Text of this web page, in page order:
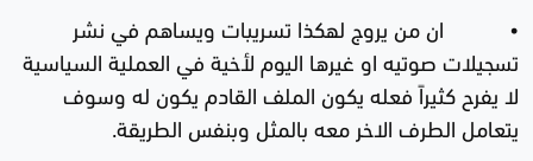
• ان من يروج لهكذا تسريبات ويساهم في نشر
تسجيلات صوتيه او غيرها اليوم لأخية في العملية السياسية
لا يفرح كثيراً فعله يكون الملف القادم يكون له وسوف
يتعامل الطرف الاخر معه بالمثل وبنفس الطريقة.